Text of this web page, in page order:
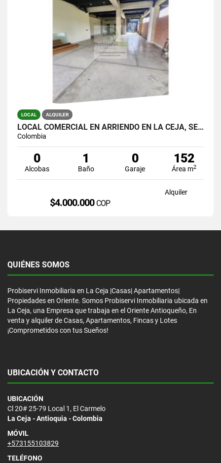
LOCAL ALQUILER
LOCAL COMERCIAL EN ARRIENDO EN LA CEJA, SECTOR FÁTIMA.
Colombia
0
Alcobas
1
Baño
0
Garaje
152
Área m2
Alquiler
$4.000.000 COP
QUIÉNES SOMOS
Probiservi Inmobiliaria en La Ceja |Casas| Apartamentos|
Propiedades en Oriente. Somos Probiservi Inmobiliaria ubicada en
La Ceja, una Empresa que trabaja en el Oriente Antioqueño, En
venta y alquiler de Casas, Apartamentos, Fincas y Lotes
¡Comprometidos con tus Sueños!
UBICACIÓN Y CONTACTO
UBICACIÓN
Cl 20# 25-79 Local 1, El Carmelo
La Ceja - Antioquia - Colombia
MÓVIL
+573155103829
TELÉFONO